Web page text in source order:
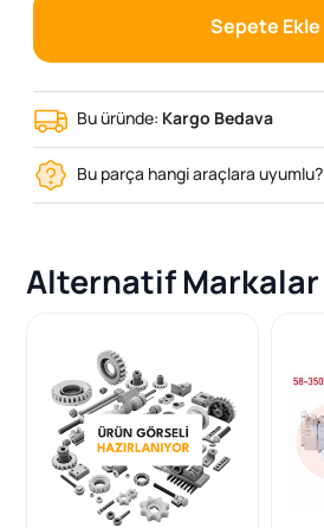
Sepete Ekle
Bu üründe: Kargo Bedava
Bu parça hangi araçlara uyumlu?
Alternatif Markalar